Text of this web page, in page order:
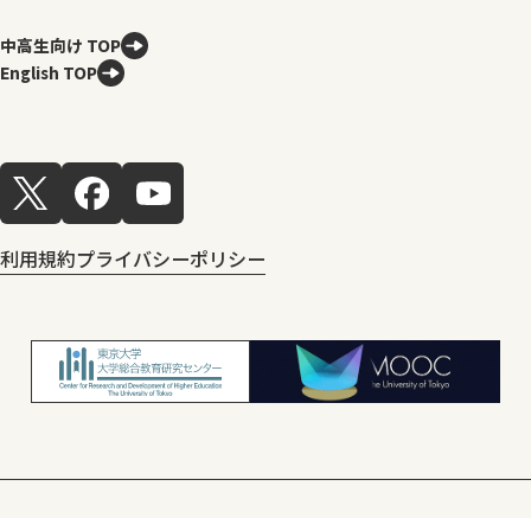
中高生向け TOP
English TOP
利用規約プライバシーポリシー